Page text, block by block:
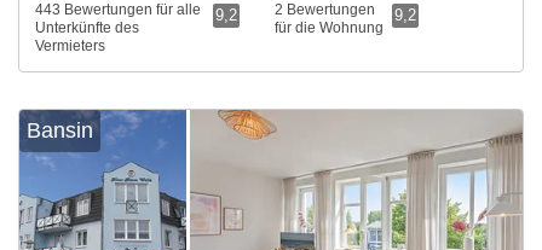
443 Bewertungen für alle
Unterkünfte des
Vermieters
9,2
2 Bewertungen
für die Wohnung
9,2
Bansin